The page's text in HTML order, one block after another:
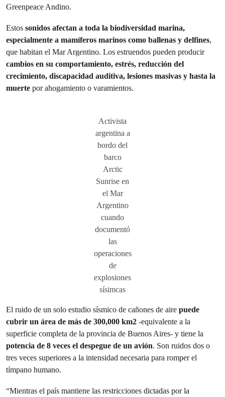
Greenpeace Andino.
Estos sonidos afectan a toda la biodiversidad marina,
especialmente a mamíferos marinos como ballenas y delfines,
que habitan el Mar Argentino. Los estruendos pueden producir
cambios en su comportamiento, estrés, reducción del
crecimiento, discapacidad auditiva, lesiones masivas y hasta la
muerte por ahogamiento o varamientos.
Activista
argentina a
bordo del
barco
Arctic
Sunrise en
el Mar
Argentino
cuando
documentó
las
operaciones
de
explosiones
sísimcas
El ruido de un solo estudio sísmico de cañones de aire puede
cubrir un área de más de 300,000 km2 -equivalente a la
superficie completa de la provincia de Buenos Aires- y tiene la
potencia de 8 veces el despegue de un avión. Son ruidos dos o
tres veces superiores a la intensidad necesaria para romper el
tímpano humano.
“Mientras el país mantiene las restricciones dictadas por la